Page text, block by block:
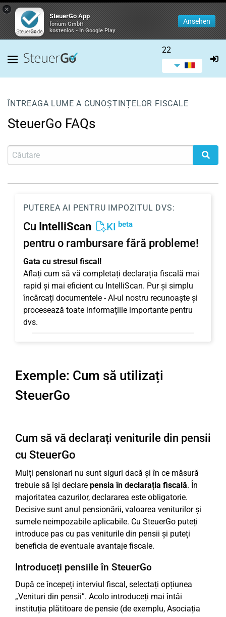
×
SteuerGo App
forium GmbH
kostenlos - In Google Play
Ansehen
22
ÎNTREAGA LUME A CUNOȘTINȚELOR FISCALE
SteuerGo FAQs
PUTEREA AI PENTRU IMPOZITUL DVS:
Cu IntelliScan KI beta
pentru o rambursare fără probleme!
Gata cu stresul fiscal!
Aflați cum să vă completați declarația fiscală mai
rapid și mai eficient cu IntelliScan. Pur și simplu
încărcați documentele - AI-ul nostru recunoaște și
procesează toate informațiile importante pentru
dvs.
Exemple: Cum să utilizați
SteuerGo
Cum să vă declarați veniturile din pensii
cu SteuerGo
Mulți pensionari nu sunt siguri dacă și în ce măsură
trebuie să își declare pensia în declarația fiscală. În
majoritatea cazurilor, declararea este obligatorie.
Decisive sunt anul pensionării, valoarea veniturilor și
sumele neimpozabile aplicabile. Cu SteuerGo puteți
introduce pas cu pas veniturile din pensii și puteți
beneficia de eventuale avantaje fiscale.
Introduceți pensiile în SteuerGo
După ce începeți interviul fiscal, selectați opțiunea
„Venituri din pensii”. Acolo introduceți mai întâi
instituția plătitoare de pensie (de exemplu, Asociația